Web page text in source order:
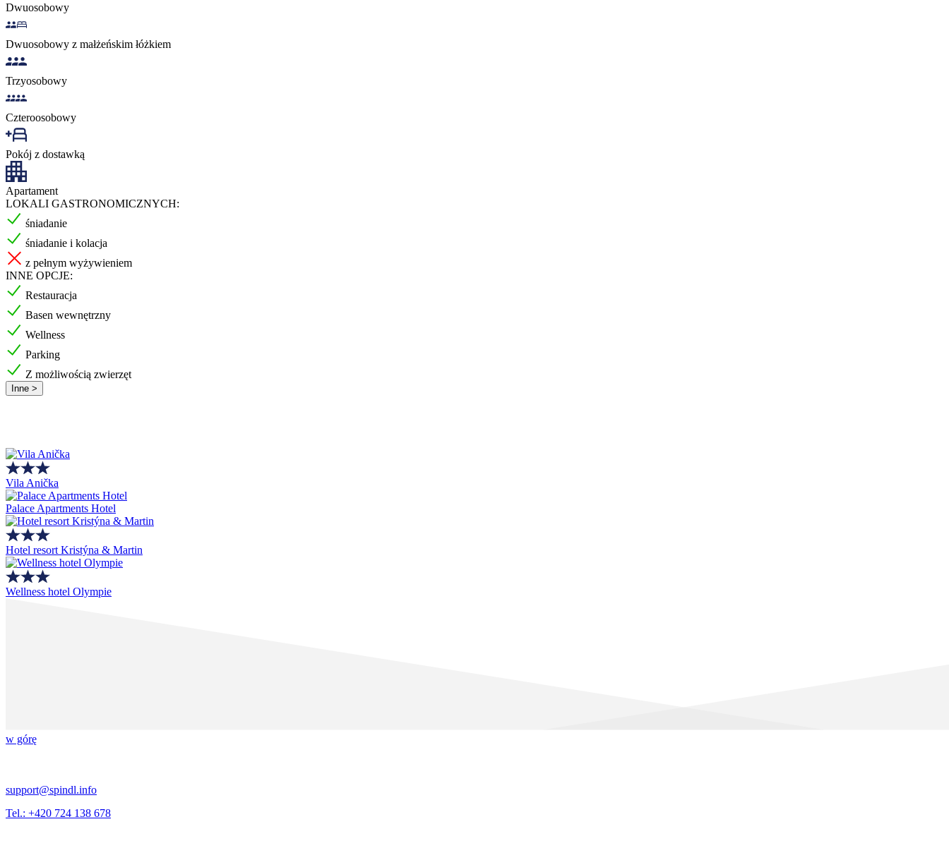
Dwuosobowy
Dwuosobowy z małżeńskim łóżkiem
Trzyosobowy
Czteroosobowy
Pokój z dostawką
Apartament
LOKALI GASTRONOMICZNYCH:
śniadanie
śniadanie i kolacja
z pełnym wyżywieniem
INNE OPCJE:
Restauracja
Basen wewnętrzny
Wellness
Parking
Z możliwością zwierzęt
Inne >
Vila Anička
Palace Apartments Hotel
Hotel resort Kristýna & Martin
Wellness hotel Olympie
w górę
support@spindl.info
Tel.: +420 724 138 678